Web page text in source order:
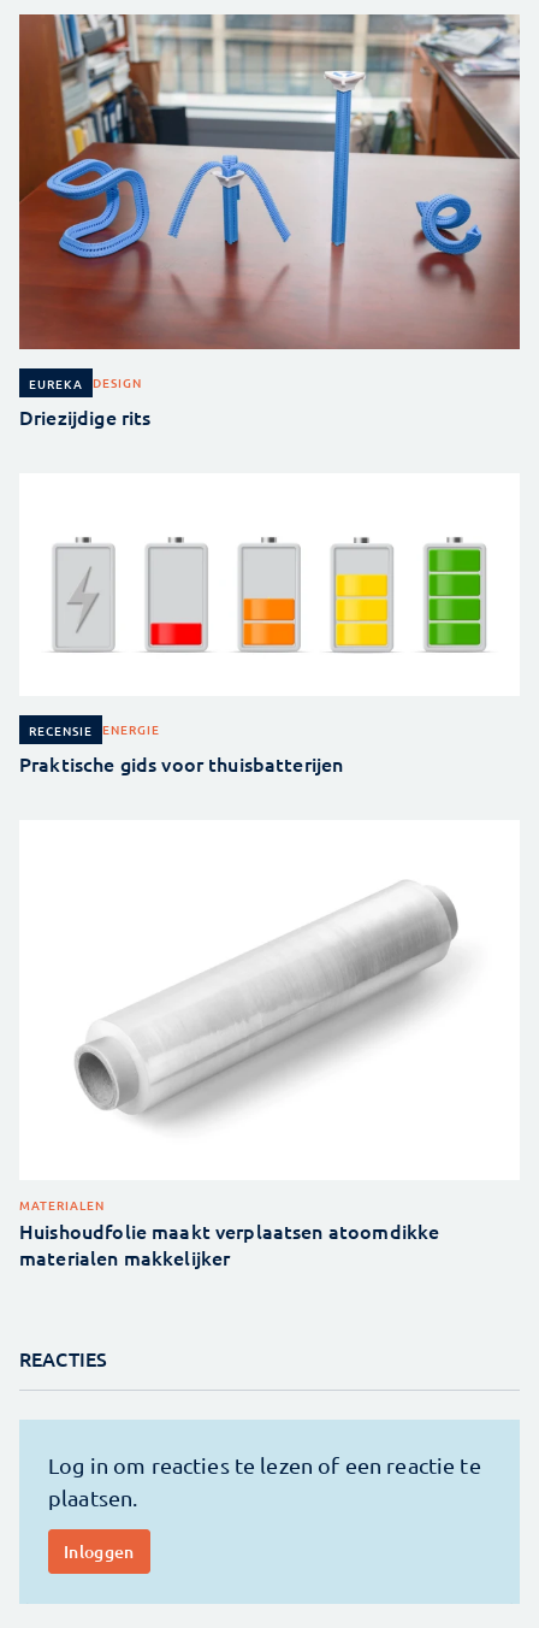
EUREKA DESIGN
Driezijdige rits
RECENSIE ENERGIE
Praktische gids voor thuisbatterijen
MATERIALEN
Huishoudfolie maakt verplaatsen atoomdikke
materialen makkelijker
REACTIES